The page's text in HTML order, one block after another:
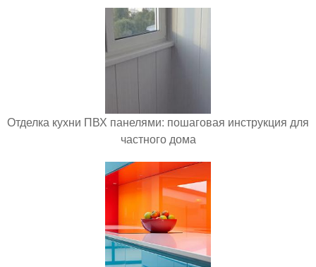
Отделка кухни ПВХ панелями: пошаговая инструкция для
частного дома